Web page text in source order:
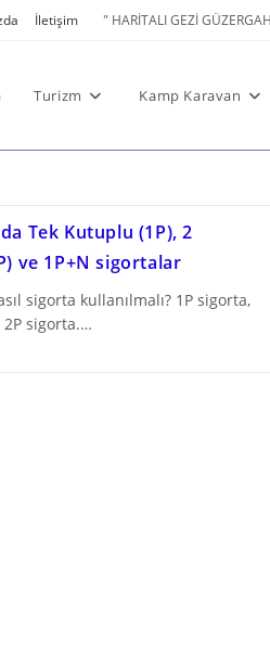
İletişim " HARİTALI GEZİ
Turizm Kamp Karavan
Tek Kutuplu (1P), 2
ve 1P+N sigortalar
sigorta kullanılmalı? 1P sigorta,
2P sigorta.…